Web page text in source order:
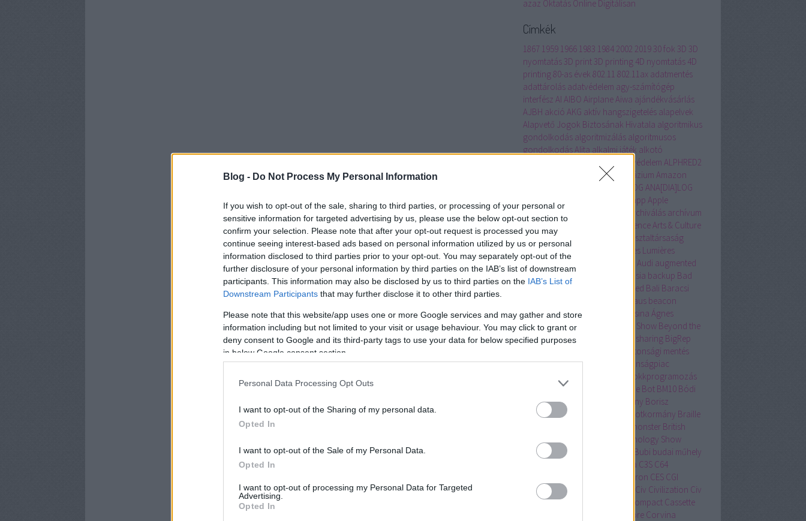
Blog - Do Not Process My Personal Information
If you wish to opt-out of the sale, sharing to third parties, or processing of your personal or
sensitive information for targeted advertising by us, please use the below opt-out section to
confirm your selection. Please note that after your opt-out request is processed you may
continue seeing interest-based ads based on personal information utilized by us or personal
information disclosed to third parties prior to your opt-out. You may separately opt-out of the
further disclosure of your personal information by third parties on the IAB’s list of downstream
participants. This information may also be disclosed by us to third parties on the IAB’s List of
Downstream Participants that may further disclose it to other third parties.
Please note that this website/app uses one or more Google services and may gather and store
information including but not limited to your visit or usage behaviour. You may click to grant or
deny consent to Google and its third-party tags to use your data for below specified purposes
in below Google consent section.
Personal Data Processing Opt Outs
I want to opt-out of the Sharing of my personal data.
Opted In
I want to opt-out of the Sale of my Personal Data.
Opted In
I want to opt-out of processing my Personal Data for Targeted
Advertising.
Opted In
azaz Oktatás Online Digitálisan
Címkék
1867 1959 1966 1983 1984 2002 201930 fok 3D 3D
nyomtatás3D print3D printing 4D nyomtatás 4D
printing80-as évek 802.11 802.11ax adatmentés
adattárolás adatvédelem agy-számítógép
interfész AI AIBO AirplaneAiwa ajándékvásárlás
AJBH akció AKG aktív hangszigetelés alapelvek
Alapvető Jogok Biztosának Hivatala algoritmikus
gondolkodás algoritmizálás algoritmusos
gondolkodásAlita alkalmi játék alkotó
állatvédelem ALPHRED2
Alternatív Közgazdasági Gimnázium Amazon
ANADIALOG ANA[DIA]LOG
Andrássy út app Apple
Macintoshapplikáció archiválás archívum
Archonarculat artificial intelligenceArts & Culture
Art SelfieASEAN
asztaltársaság
aszteroida bányászat
Atelier des Lumières
áthallás átlagolás Audi augmented
reality automatizálás Ázsia backup Bad
Sector bakancslista Balatonfüred Bali Baracsi
Bauhaus beacon
beállításBeersonic
Békési Fruzsina Ágnes
bekövet Bernibeszédértés Bett Show Beyond the
HumanBe Social bicycle sharing BigRep
biztonsági mentés
Biztonságos Internet Nap
biztonságpiac
blokkprogramozás
Blown Away Guy
Blue Bot BM10 Bódi
Zoltánbója bölcsészettudomány Borisz
Paszternek
Boston Dynamics botkormány Braille
bridge monster British
Educational Training and Technology Show
Bruno Mars
Bubi budai műhely
bűvös kocka C3S C64
Celeron CES CGI
Chiang Mai
Christian Kroll Civ Civilization Civ
Clubhouse
Compact Cassette
Core Corvina